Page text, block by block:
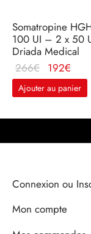
Somatropine
100 UI – 2 x 50
Driada Medical
266€ Le prix
d'origine
était :
192€
prix
actuel
Ajouter au panier
Connexion ou
Mon compte